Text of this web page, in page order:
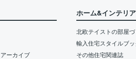
ーカイブ
ホーム&インテリア
北欧テイストの部屋づ
輸入住宅スタイルブッ
その他住宅関連誌